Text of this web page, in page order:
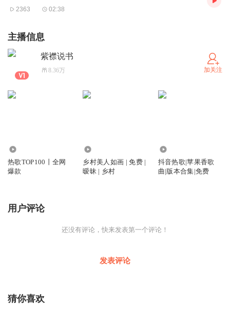
2363 02:38
主播信息
紫襟说书
8.36万 加关注
热歌TOP100丨全网
爆款
乡村美人如画 | 免费 |
暧昧 | 乡村
抖音热歌|苹果香歌
曲|版本合集|免费
用户评论
还没有评论，快来发表第一个评论！
发表评论
猜你喜欢